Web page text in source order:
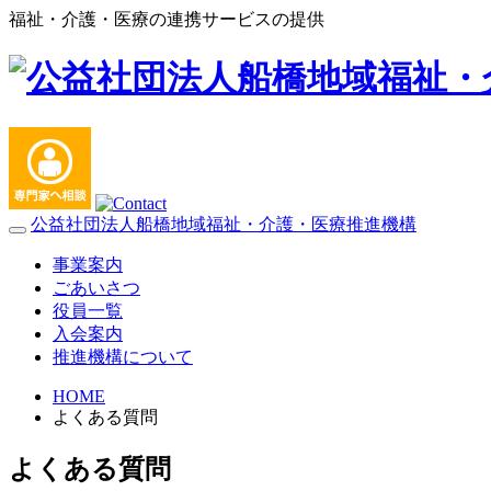
福祉・介護・医療の連携サービスの提供
公益社団法人船橋地域福祉・介護・医療推進機構
事業案内
ごあいさつ
役員一覧
入会案内
推進機構について
公益社団法人船橋地域福祉・介護・医
福祉・介護・医療の連携サービスの提供
HOME
よくある質問
よくある質問